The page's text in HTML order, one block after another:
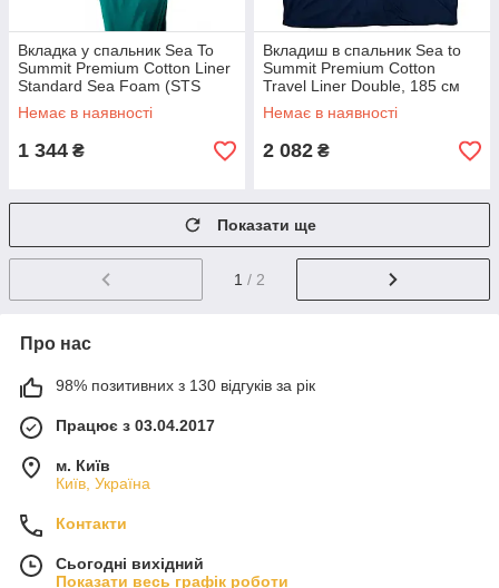
Вкладка у спальник Sea To
Summit Premium Cotton Liner
Standard Sea Foam (STS
ASTDOSSF)
Немає в наявності
1 344 ₴
Вкладиш в спальник Sea to
Summit Premium Cotton
Travel Liner Double, 185 см
(Navy Blue)
Немає в наявності
2 082 ₴
Показати ще
1 / 2
Про нас
98% позитивних з 130 відгуків за рік
Працює з 03.04.2017
м. Київ
Київ, Україна
Контакти
Сьогодні вихідний
Показати весь графік роботи